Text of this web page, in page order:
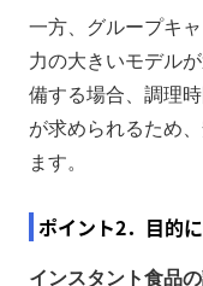
一方、グループキ
力の大きいモデル
備する場合、調理
が求められるため
ます。
ポイント2．目的
インスタント食品